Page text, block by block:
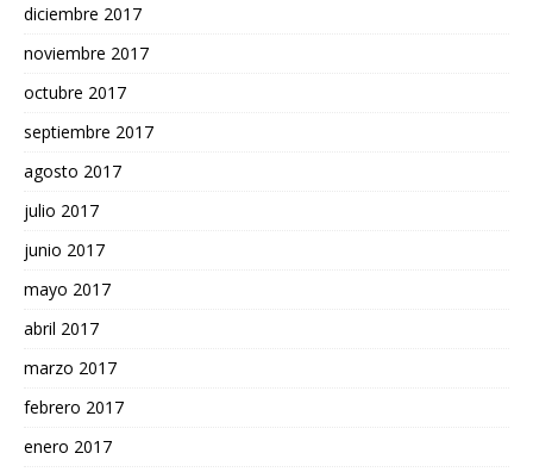
diciembre 2017
noviembre 2017
octubre 2017
septiembre 2017
agosto 2017
julio 2017
junio 2017
mayo 2017
abril 2017
marzo 2017
febrero 2017
enero 2017